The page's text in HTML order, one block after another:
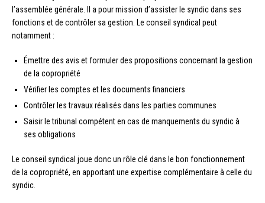
l’assemblée générale. Il a pour mission d’assister le syndic dans ses
fonctions et de contrôler sa gestion. Le conseil syndical peut
notamment :
Émettre des avis et formuler des propositions concernant la gestion
de la copropriété
Vérifier les comptes et les documents financiers
Contrôler les travaux réalisés dans les parties communes
Saisir le tribunal compétent en cas de manquements du syndic à
ses obligations
Le conseil syndical joue donc un rôle clé dans le bon fonctionnement
de la copropriété, en apportant une expertise complémentaire à celle du
syndic.